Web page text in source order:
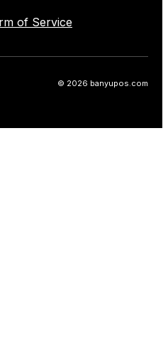
of Service
© 2026 banyupos.com